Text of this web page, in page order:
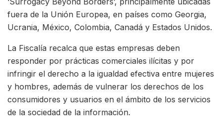
fuera de la Unión Europea, en países como Georgia,
Ucrania, México, Colombia, Canadá y Estados Unidos.
La Fiscalía recalca que estas empresas deben
responder por prácticas comerciales ilícitas y por
infringir el derecho a la igualdad efectiva entre mujeres
y hombres, además de vulnerar los derechos de los
consumidores y usuarios en el ámbito de los servicios
de la sociedad de la información.